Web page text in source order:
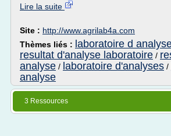
Lire la suite
Site : http://www.agrilab4a.com
Thèmes liés : laboratoire d
resultat d'analyse laboratoire /
analyse / laboratoire d'analyses /
analyse
3 Ressources